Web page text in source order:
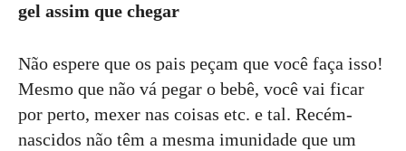
gel assim que chegar
Não espere que os pais peçam que você faça isso!
Mesmo que não vá pegar o bebê, você vai ficar
por perto, mexer nas coisas etc. e tal. Recém-
nascidos não têm a mesma imunidade que um